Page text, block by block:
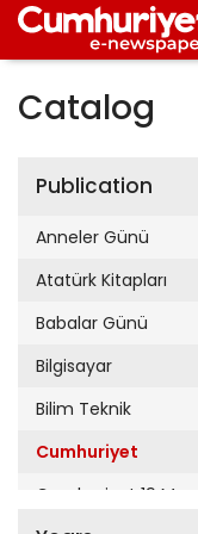
Catalog
Publication
Anneler Günü
Atatürk Kitapları
Babalar Günü
Bilgisayar
Bilim Teknik
Cumhuriyet
Cumhuriyet 19 Mayıs